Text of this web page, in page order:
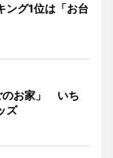
ング1位は「お台
のお家」 いち
ズ